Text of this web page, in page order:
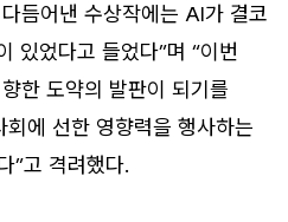
듬어낸 수상작에는 AI가 결코
있었다고 들었다”며 “이번
한 도약의 발판이 되기를
에 선한 영향력을 행사하는
”고 격려했다.